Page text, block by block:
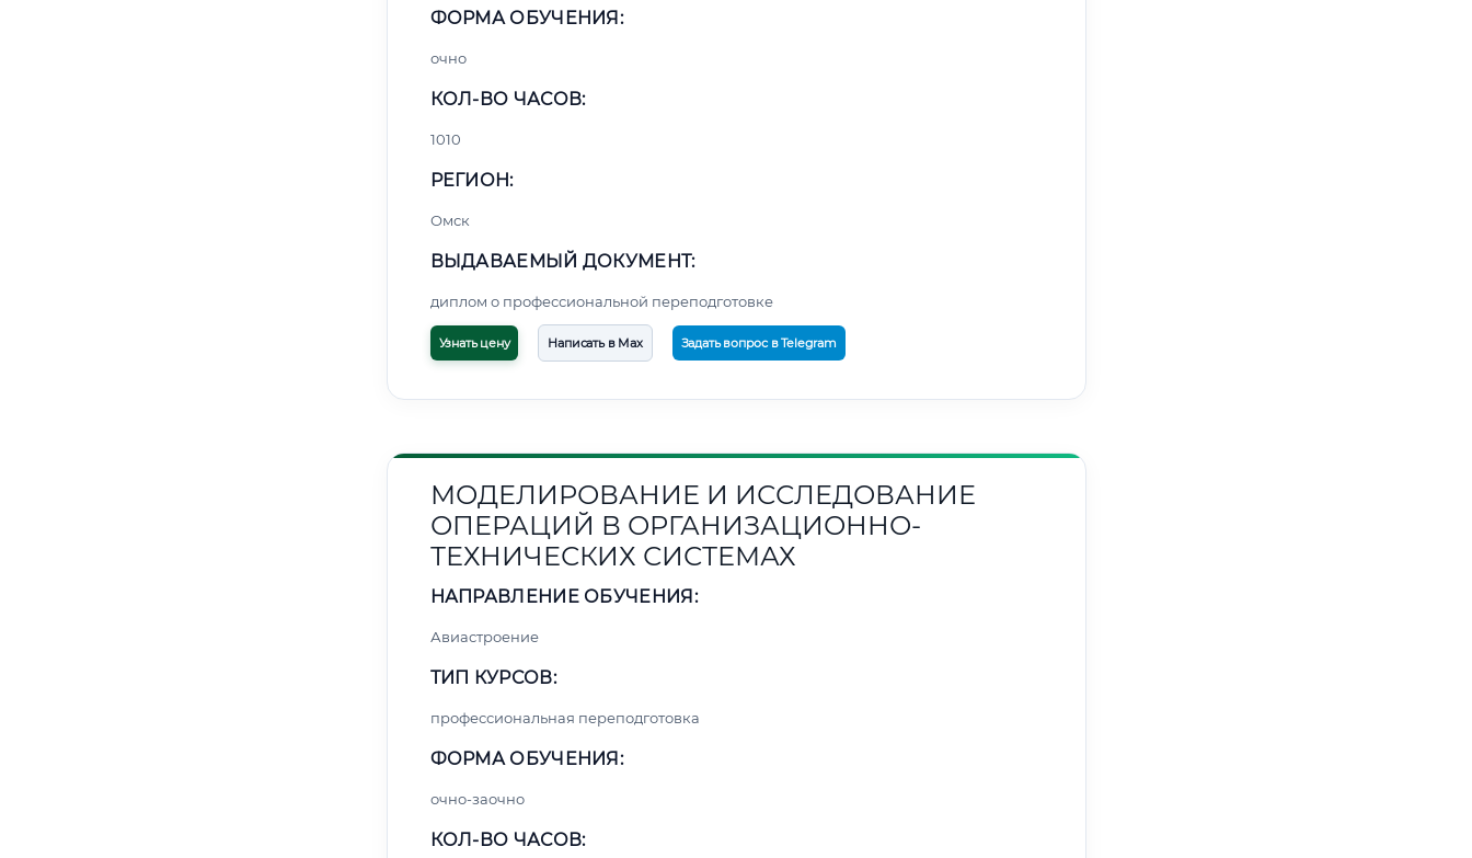
ФОРМА ОБУЧЕНИЯ:
очно
КОЛ-ВО ЧАСОВ:
1010
РЕГИОН:
Омск
ВЫДАВАЕМЫЙ ДОКУМЕНТ:
диплом о профессиональной переподготовке
Узнать цену Написать в Max Задать вопрос в Telegram
МОДЕЛИРОВАНИЕ И ИССЛЕДОВАНИЕ
ОПЕРАЦИЙ В ОРГАНИЗАЦИОННО-
ТЕХНИЧЕСКИХ СИСТЕМАХ
НАПРАВЛЕНИЕ ОБУЧЕНИЯ:
Авиастроение
ТИП КУРСОВ:
профессиональная переподготовка
ФОРМА ОБУЧЕНИЯ:
очно-заочно
КОЛ-ВО ЧАСОВ: